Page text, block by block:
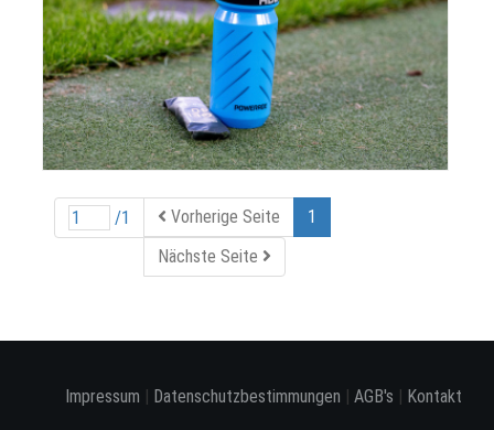
/1 Vorherige Seite
1
Nächste Seite
Impressum Datenschutzbestimmungen |AGB's Kontakt